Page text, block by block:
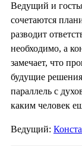
Ведущий и
сочетаются
разводит
необходимо, а
замечает, что
будущие
параллель с
каким человек
Ведущий: